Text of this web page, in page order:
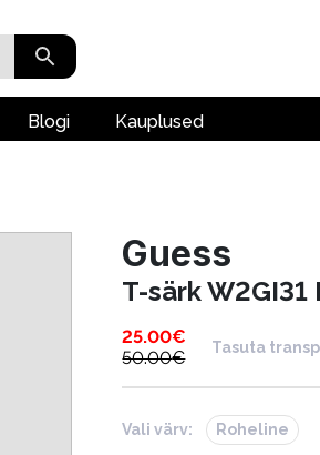
Blogi Kauplused
Guess
T-särk W2GI31
25.00€
50.00€
Tasuta
Vali värv: Roheline